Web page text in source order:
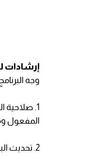
​إرشادات
​وجه
المفعول
2. ​تحديث